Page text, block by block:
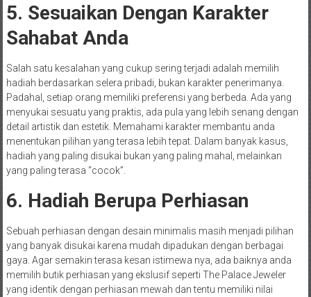
5. Sesuaikan Dengan Karakter
Sahabat Anda
Salah satu kesalahan yang cukup sering terjadi adalah memilih
hadiah berdasarkan selera pribadi, bukan karakter penerimanya.
Padahal, setiap orang memiliki preferensi yang berbeda. Ada yang
menyukai sesuatu yang praktis, ada pula yang lebih senang dengan
detail artistik dan estetik. Memahami karakter membantu anda
menentukan pilihan yang terasa lebih tepat. Dalam banyak kasus,
hadiah yang paling disukai bukan yang paling mahal, melainkan
yang paling terasa “cocok”.
6. Hadiah Berupa Perhiasan
Sebuah perhiasan dengan desain minimalis masih menjadi pilihan
yang banyak disukai karena mudah dipadukan dengan berbagai
gaya. Agar semakin terasa kesan istimewa nya, ada baiknya anda
memilih butik perhiasan yang ekslusif seperti The Palace Jeweler
yang identik dengan perhiasan mewah dan tentu memiliki nilai